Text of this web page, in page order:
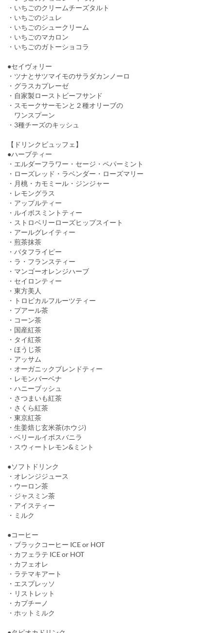
・いちごのクリームチーズタルト
・いちごのジュレ
・いちごのシュークリーム
・いちごのマカロン
・いちごのガトーショコラ
●セイヴォリー
・ツナとサツマイモのサラダカンノーロ
・グラスカプレーゼ
・自家製ローストビーフサンド
・スモークサーモンと２種オリーブの
ワンスプーン
・3種チーズのキッシュ
【ドリンクビュッフェ】
●ハーブティー
・エルダーフラワー・セージ・ペパーミント
・ローズレッド・ラベンダー・ローズマリー
・月桃・カモミール・ジンジャー
・レモングラス
・アップルティー
・ルイボスミントティー
・ストロベリーローズヒップスイート
・アールグレイティー
・煎茶抹茶
・バタフライピー
・ラ・フランスティー
・マンゴーオレンジハーブ
・セイロンティー
・東方美人
・トロピカルフルーツティー
・プアール茶
・コーン茶
・国産紅茶
・タイ紅茶
・ほうじ茶
・アッサム
・オーガニックブレンドティー
・レモンバーベナ
・ハニーブッシュ
・さつまいも紅茶
・さくら紅茶
・東京紅茶
・生姜焙じ玄米茶(ホウジ)
・ベリールイボスバニラ
・スウィートレモン&ミント
●ソフトドリンク
・オレンジジュース
・ウーロン茶
・ジャスミン茶
・アイスティー
・ミルク
●コーヒー
・ブラックコーヒー ICE or HOT
・カフェラテ ICE or HOT
・カフェオレ
・ラテマキアート
・エスプレッソ
・リストレット
・カプチーノ
・ホットミルク